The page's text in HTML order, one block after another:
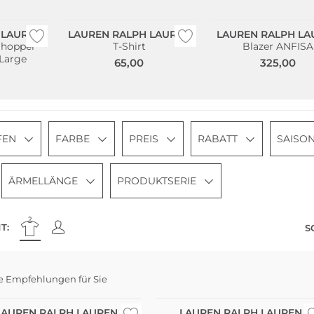
LAUREN RALPH LAUREN
T-Shirt
65,00
LAUREN RALPH
Blazer ANFISA
325,00
FARBE PREIS RABATT SAISON
ÄRMELLÄNGE PRODUKTSERIE
Empfehlungen für Sie